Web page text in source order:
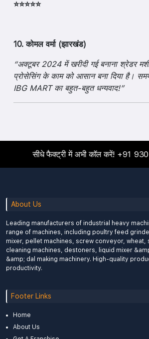
⭐⭐⭐⭐⭐
10. कोमल वर्मा (झारखंड)
“अक्टूबर 2024 में खरीदी गई बनाना श्रेडर
प्रोसेसिंग के काम को आसान बना दिया है।
IBG MART का बहुत-बहुत धन्यवाद!”
सीधे फैक्ट्री में अभी कॉल करें! +91
About Us
Leading manufacturers of industrial heavy
range of machines, including poultry feed
mixer, pellet machines, screw conveyor, wheat,
cleaning machines, destoners, liquid mixer
&amp; dal making machinery. High-quality
productivity.
Footer Links
Home
About Us